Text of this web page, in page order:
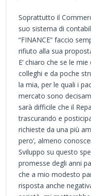
Soprattutto il
suo sistema di
“FINANCE” faccio
rifiuto alla sua
E’ chiaro che se le
colleghi e da poche
la mia, per le quali i
mercato sono
sarà difficile che il
trascurando e
richieste da una più
pero’, almeno
Sviluppo su questo
promesse degli anni
che a mio modesto
risposta anche